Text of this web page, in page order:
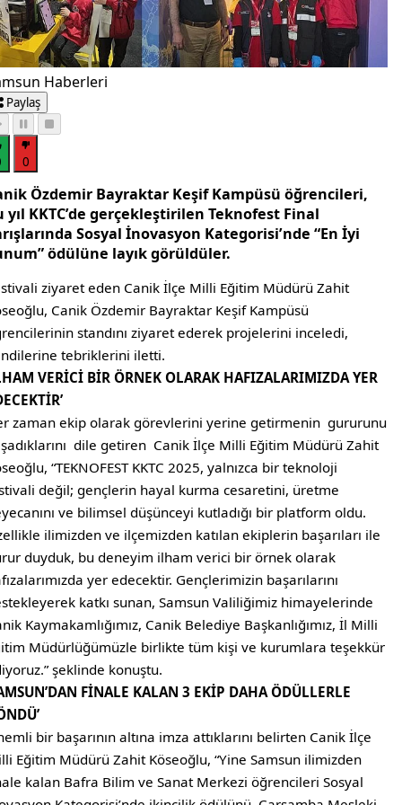
Haberleri
Paylaş
0
Özdemir Bayraktar Keşif Kampüsü öğrencileri,
yıl KKTC’de gerçekleştirilen Teknofest Final
Sosyal İnovasyon Kategorisi’nde “En İyi
ödülüne layık görüldüler.
ziyaret eden Canik İlçe Milli Eğitim Müdürü Zahit
Canik Özdemir Bayraktar Keşif Kampüsü
standını ziyaret ederek projelerini inceledi,
tebriklerini iletti.
VERİCİ BİR ÖRNEK OLARAK HAFIZALARIMIZDA YER
zaman ekip olarak görevlerini yerine getirmenin gururunu
dile getiren Canik İlçe Milli Eğitim Müdürü Zahit
“TEKNOFEST KKTC 2025, yalnızca bir teknoloji
değil; gençlerin hayal kurma cesaretini, üretme
ve bilimsel düşünceyi kutladığı bir platform oldu.
ilimizden ve ilçemizden katılan ekiplerin başarıları ile
duyduk, bu deneyim ilham verici bir örnek olarak
yer edecektir. Gençlerimizin başarılarını
katkı sunan, Samsun Valiliğimiz himayelerinde
Kaymakamlığımız, Canik Belediye Başkanlığımız, İl Milli
Müdürlüğümüzle birlikte tüm kişi ve kurumlara teşekkür
şeklinde konuştu.
FİNALE KALAN 3 EKİP DAHA ÖDÜLLERLE
bir başarının altına imza attıklarını belirten Canik İlçe
Eğitim Müdürü Zahit Köseoğlu, “Yine Samsun ilimizden
kalan Bafra Bilim ve Sanat Merkezi öğrencileri Sosyal